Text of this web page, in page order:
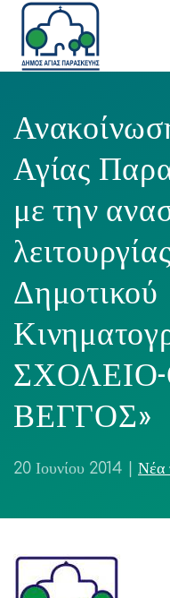
Αγίας
με την
Δημοτικού
ΒΕΓΓΟΣ»
20 Ιουνίου 2014 Νέα